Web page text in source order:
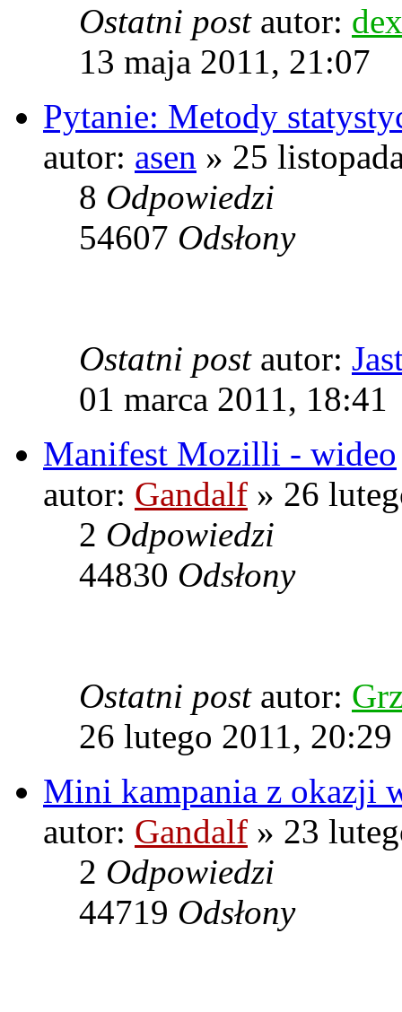
Ostatni post autor:
13 maja 2011, 21:07
Pytanie: Metody
autor: asen » 25
8 Odpowiedzi
54607 Odsłony
Ostatni post autor:
01 marca 2011, 18:41
Manifest Mozilli - wideo
autor: Gandalf » 26
2 Odpowiedzi
44830 Odsłony
Ostatni post autor:
26 lutego 2011, 20:29
Mini kampania z okazji
autor: Gandalf » 23
2 Odpowiedzi
44719 Odsłony